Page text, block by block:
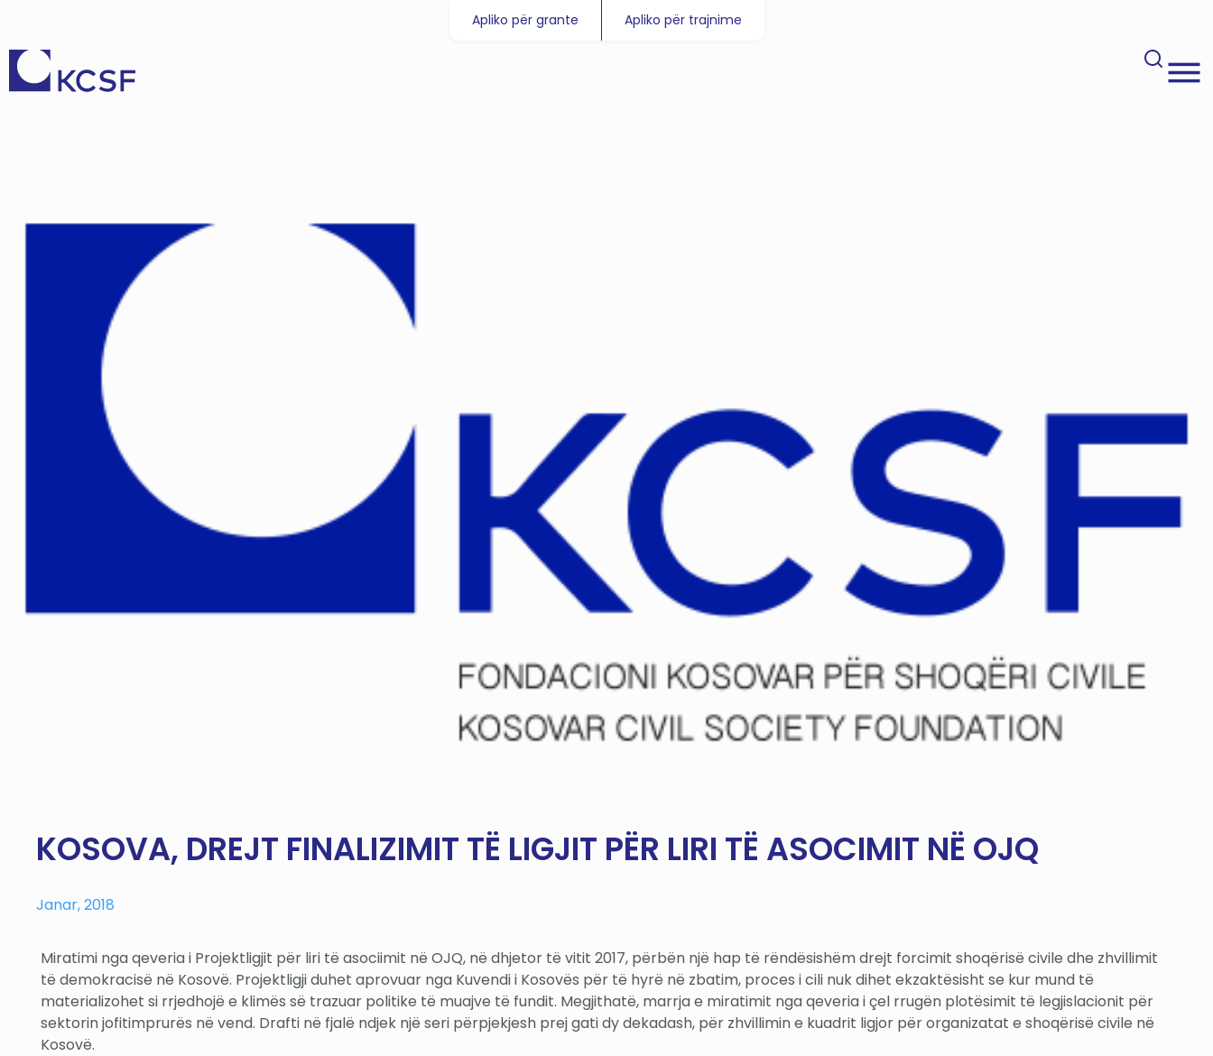
Apliko për grante Apliko për trajnime
KOSOVA, DREJT FINALIZIMIT TË LIGJIT PËR LIRI TË ASOCIMIT NË OJQ
Janar, 2018
Miratimi nga qeveria i Projektligjit për liri të asociimit në OJQ, në dhjetor të vitit 2017, përbën një hap të rëndësishëm drejt forcimit shoqërisë civile dhe zhvillimit
të demokracisë në Kosovë. Projektligji duhet aprovuar nga Kuvendi i Kosovës për të hyrë në zbatim, proces i cili nuk dihet ekzaktësisht se kur mund të
materializohet si rrjedhojë e klimës së trazuar politike të muajve të fundit. Megjithatë, marrja e miratimit nga qeveria i çel rrugën plotësimit të legjislacionit për
sektorin jofitimprurës në vend. Drafti në fjalë ndjek një seri përpjekjesh prej gati dy dekadash, për zhvillimin e kuadrit ligjor për organizatat e shoqërisë civile në
Kosovë.